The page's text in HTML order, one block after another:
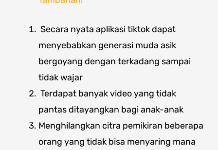
Secara nyata aplikasi tiktok dapat
menyebabkan generasi muda asik
bergoyang dengan terkadang sampai
tidak wajar
Terdapat banyak video yang tidak
pantas ditayangkan bagi anak-anak
Menghilangkan citra pemikiran beberapa
orang yang tidak bisa menyaring mana